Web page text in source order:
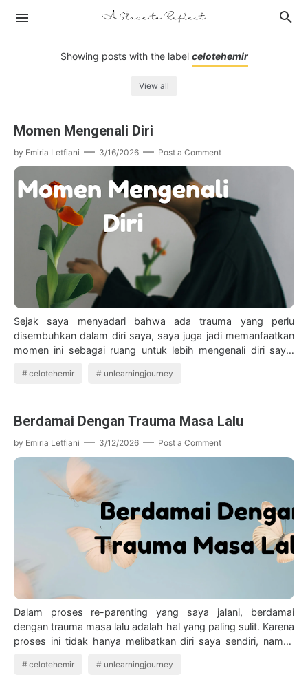
Tempat
Produk
Film
Drama Korea
Celoteh Emir
Jurnal Hening
Jurnal Belajar
Liputan
Showing posts with the label celotehemir
View all
Momen Mengenali Diri
by Emiria Letfiani 3/16/2026 Post a Comment
Sejak saya menyadari bahwa ada trauma yang perlu
disembuhkan dalam diri saya, saya juga jadi memanfaatkan
momen ini sebagai ruang untuk lebih mengenali diri saya.
celotehemir unlearningjourney
Berdamai Dengan Trauma Masa Lalu
by Emiria Letfiani 3/12/2026 Post a Comment
Dalam proses re-parenting yang saya jalani, berdamai
dengan trauma masa lalu adalah hal yang paling sulit. Karena
proses ini tidak hanya melibatkan diri saya sendiri, namun
celotehemir unlearningjourney